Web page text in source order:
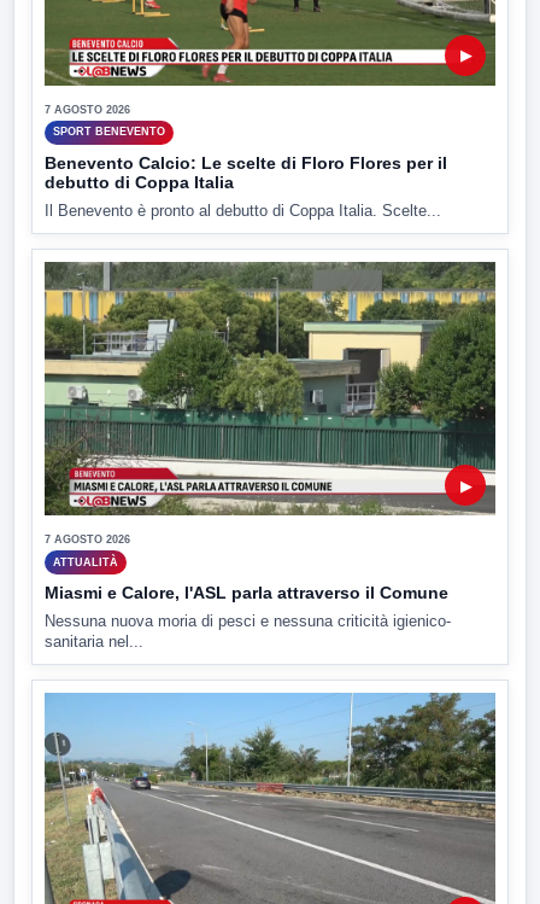
▶
7 AGOSTO 2026
SPORT BENEVENTO
Benevento Calcio: Le scelte di Floro Flores per il
debutto di Coppa Italia
Il Benevento è pronto al debutto di Coppa Italia. Scelte...
▶
7 AGOSTO 2026
ATTUALITÀ
Miasmi e Calore, l'ASL parla attraverso il Comune
Nessuna nuova moria di pesci e nessuna criticità igienico-
sanitaria nel...